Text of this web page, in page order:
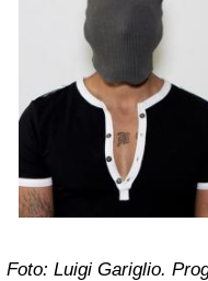
Foto: Luigi Gariglio.